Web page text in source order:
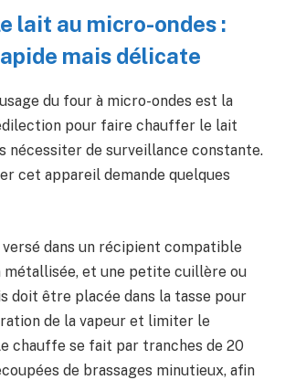
lait au micro-ondes :
mais délicate
du four à micro-ondes est la
pour faire chauffer le lait
nécessiter de surveillance constante.
cet appareil demande quelques
dans un récipient compatible
métallisée, et une petite cuillère ou
doit être placée dans la tasse pour
de la vapeur et limiter le
chauffe se fait par tranches de 20
de brassages minutieux, afin